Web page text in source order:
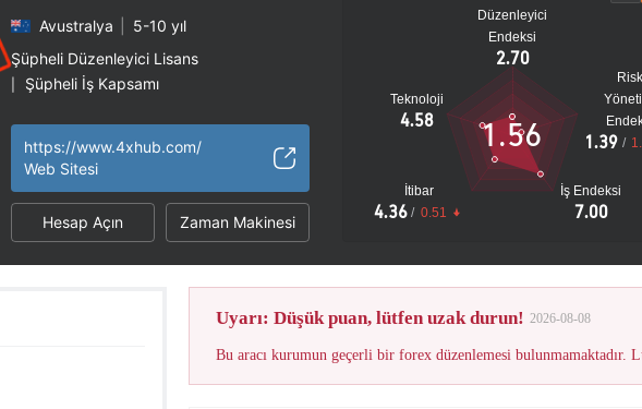
Avustralya
5-10 yıl
Şüpheli Düzenleyici Lisans
Şüpheli İş Kapsamı
https://www.4xhub.com/
Web Sitesi
Hesap Açın Zaman Makinesi
Düzenleyici
Endeksi
2.70
Teknoloji
4.58
İtibar
4.36 / 0.51
İş Endeksi
7.00
Risk
1.39 /
1.56
Bu brokerin WikiFX Puanı çok fazla şikayet
Uyarı: Düşük puan, lütfen uzak durun! 2026-08-08
Bu aracı kurumun geçerli bir forex düzenlemesi bulunmamaktadır.